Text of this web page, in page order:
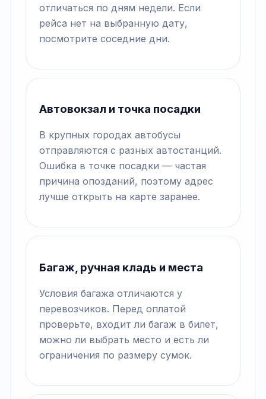
отличаться по дням недели. Если
рейса нет на выбранную дату,
посмотрите соседние дни.
Автовокзал и точка посадки
В крупных городах автобусы
отправляются с разных автостанций.
Ошибка в точке посадки — частая
причина опозданий, поэтому адрес
лучше открыть на карте заранее.
Багаж, ручная кладь и места
Условия багажа отличаются у
перевозчиков. Перед оплатой
проверьте, входит ли багаж в билет,
можно ли выбрать место и есть ли
ограничения по размеру сумок.